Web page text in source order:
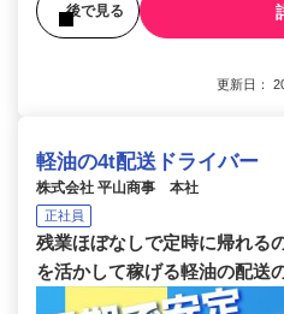
後で見る
更新日：
軽油の4t配送ドライバー
株式会社 平山商事 本社
正社員
残業ほぼなしで定時に帰れる
を活かして稼げる軽油の配送